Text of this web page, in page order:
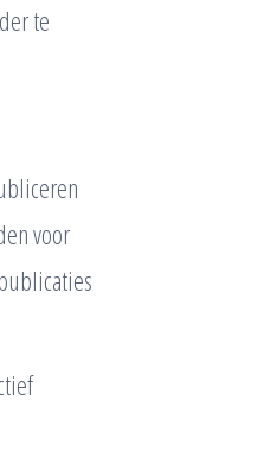
te
voor